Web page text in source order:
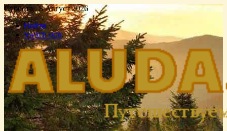
Суббота , 8 Август 2026
Войти
Switch skin